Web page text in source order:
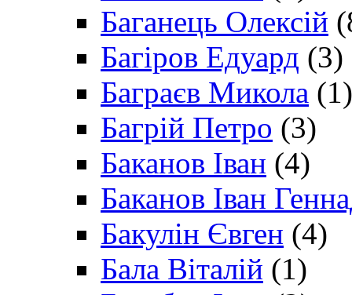
Баганець Олексій
Багіров Едуард (3)
Баграєв Микола (1)
Багрій Петро (3)
Баканов Іван (4)
Баканов Іван
Бакулін Євген (4)
Бала Віталій (1)